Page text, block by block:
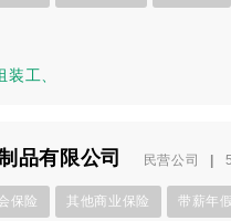
装工
品有限公司 民营公司
保险 其他商业保险 带薪年假